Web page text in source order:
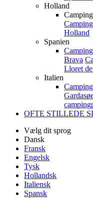
Holland
Holland
Spanien
Brava
Lloret
Italien
OFTE STILLEDE
Vælg dit sprog
Dansk
Fransk
Engelsk
Tysk
Hollandsk
Italiensk
Spansk